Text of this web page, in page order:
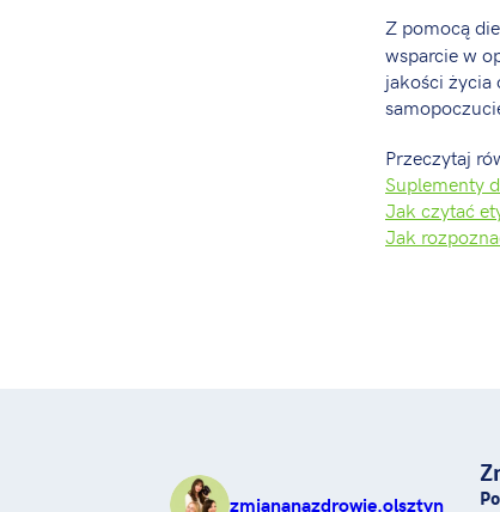
Z pomocą
wsparcie w
jakości życia
Przeczytaj
Suplementy
Jak czytać
Jak
zmiananazdrowie.olsztyn